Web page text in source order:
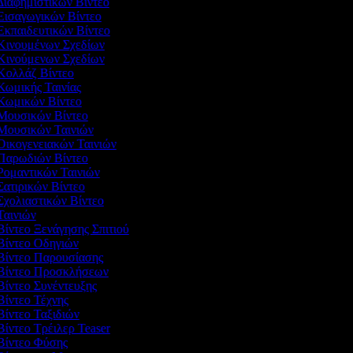
Βίντεο
Βίντεο
Σχεδίων
Σχεδίων
Βίντεο
Ταινίας
Βίντεο
Βίντεο
Ταινιών
Ταινιών
Βίντεο
Ταινιών
Βίντεο
Βίντεο
Ξενάγησης Σπιτιού
Οδηγιών
Παρουσίασης
Προσκλήσεων
Συνέντευξης
Τέχνης
Ταξιδιών
Τρέιλερ Teaser
Φύσης